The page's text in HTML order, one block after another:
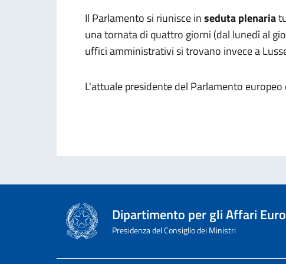
Il Parlamento si riunisce inseduta plenaria
una tornata di quattro giorni (dal lunedì al
uffici amministrativi si trovano invece a
L'attuale presidente del Parlamento europeo
Dipartimento per gli Affari
Presidenza del Consiglio dei Ministri